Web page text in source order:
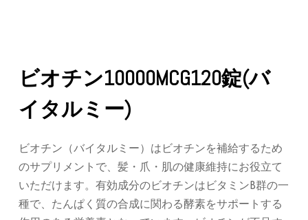
ビオチン10000MCG120錠(バ
イタルミー)
ビオチン（バイタルミー）はビオチンを補給するため
のサプリメントで、髪・爪・肌の健康維持にお役立て
いただけます。有効成分のビオチンはビタミンB群の一
種で、たんぱく質の合成に関わる酵素をサポートする